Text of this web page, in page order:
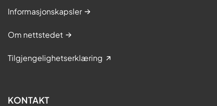
Informasjonskapsler
Om nettstedet
Tilgjengelighetserklæring
KONTAKT